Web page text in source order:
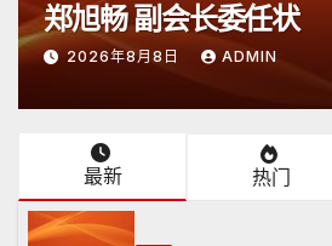
日本潮汕总商会开放申请
2026年6月15日 ADMIN
最新 热门